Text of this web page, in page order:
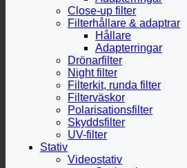
Close-up filter
Filterhållare & adaptrar
Hållare
Adapterringar
Drönarfilter
Night filter
Filterkit, runda filter
Filterväskor
Polarisationsfilter
Skyddsfilter
UV-filter
Stativ
Videostativ